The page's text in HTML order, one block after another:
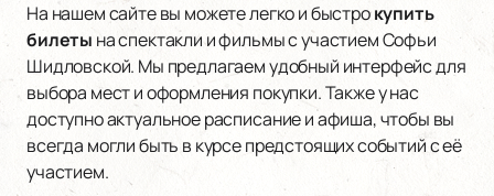
На нашем сайте вы можете легко и быстрокупить
билеты на спектакли и фильмы с участием Софьи
Шидловской. Мы предлагаем удобный интерфейс для
выбора мест и оформления покупки. Также у нас
доступно актуальное расписание и афиша, чтобы вы
всегда могли быть в курсе предстоящих событий с её
участием.